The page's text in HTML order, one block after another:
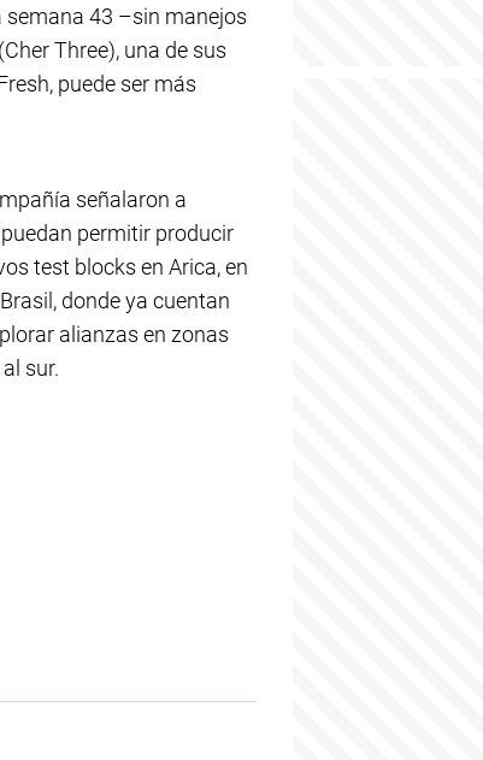
semana 43 –sin manejos
Three), una de sus
puede ser más
señalaron a
permitir producir
test blocks en Arica, en
donde ya cuentan
alianzas en zonas
sur.